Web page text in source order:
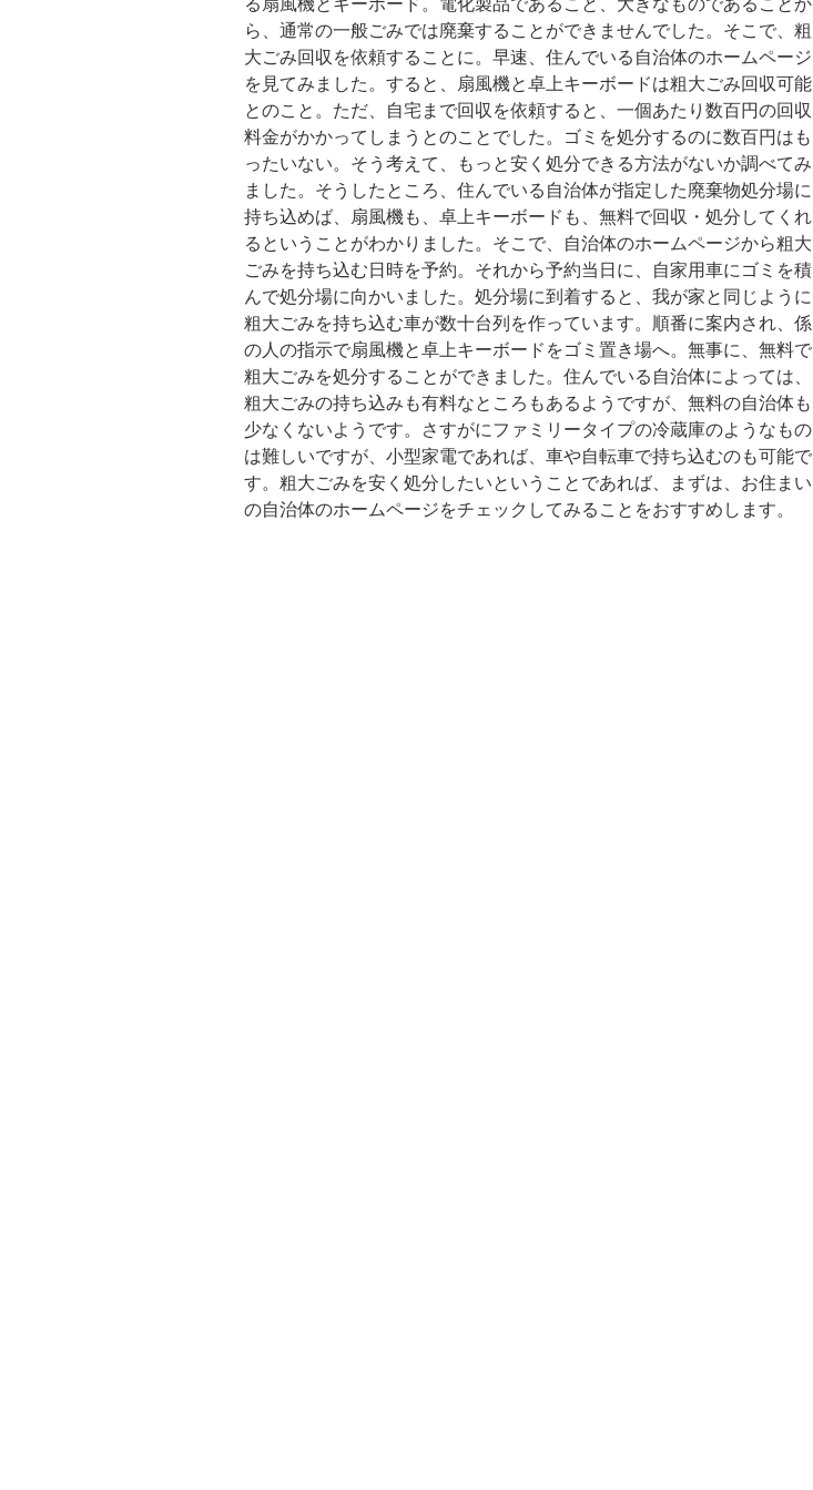
ら、通常の一般ごみでは廃棄することができませんでした。そこで、粗
大ごみ回収を依頼することに。早速、住んでいる自治体のホームページ
を見てみました。すると、扇風機と卓上キーボードは粗大ごみ回収可能
とのこと。ただ、自宅まで回収を依頼すると、一個あたり数百円の回収
料金がかかってしまうとのことでした。ゴミを処分するのに数百円はも
ったいない。そう考えて、もっと安く処分できる方法がないか調べてみ
ました。そうしたところ、住んでいる自治体が指定した廃棄物処分場に
持ち込めば、扇風機も、卓上キーボードも、無料で回収・処分してくれ
るということがわかりました。そこで、自治体のホームページから粗大
ごみを持ち込む日時を予約。それから予約当日に、自家用車にゴミを積
んで処分場に向かいました。処分場に到着すると、我が家と同じように
粗大ごみを持ち込む車が数十台列を作っています。順番に案内され、係
の人の指示で扇風機と卓上キーボードをゴミ置き場へ。無事に、無料で
粗大ごみを処分することができました。住んでいる自治体によっては、
粗大ごみの持ち込みも有料なところもあるようですが、無料の自治体も
少なくないようです。さすがにファミリータイプの冷蔵庫のようなもの
は難しいですが、小型家電であれば、車や自転車で持ち込むのも可能で
す。粗大ごみを安く処分したいということであれば、まずは、お住まい
の自治体のホームページをチェックしてみることをおすすめします。